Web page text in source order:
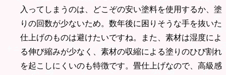
入ってしまうのは、どこぞの安い塗料を使用するか、塗
りの回数が少ないため。数年後に困りそうな手を抜いた
仕上げのものは避けたいですね。また、素材は湿度によ
る伸び縮みが少なく、素材の収縮による塗りのひび割れ
を起こしにくいのも特徴です。畳仕上げなので、高級感